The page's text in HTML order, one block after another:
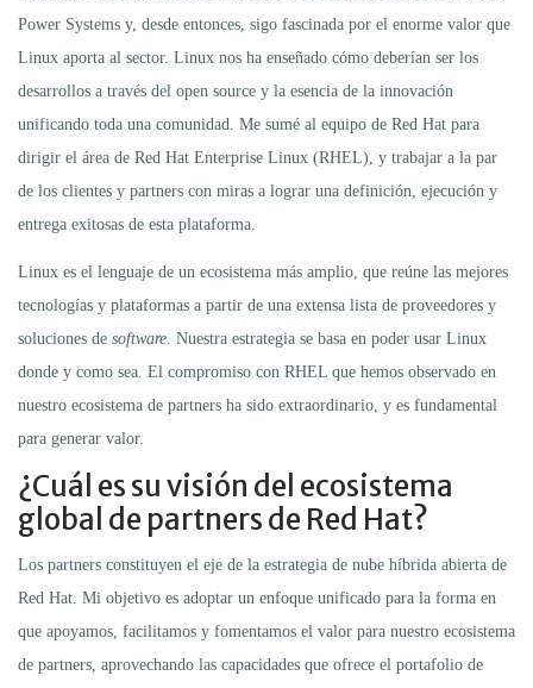
Power Systems y, desde entonces, sigo fascinada por el enorme valor que
Linux aporta al sector. Linux nos ha enseñado cómo deberían ser los
desarrollos a través del open source y la esencia de la innovación
unificando toda una comunidad. Me sumé al equipo de Red Hat para
dirigir el área de Red Hat Enterprise Linux (RHEL), y trabajar a la par
de los clientes y partners con miras a lograr una definición, ejecución y
entrega exitosas de esta plataforma.
Linux es el lenguaje de un ecosistema más amplio, que reúne las mejores
tecnologías y plataformas a partir de una extensa lista de proveedores y
soluciones de software. Nuestra estrategia se basa en poder usar Linux
donde y como sea. El compromiso con RHEL que hemos observado en
nuestro ecosistema de partners ha sido extraordinario, y es fundamental
para generar valor.
¿Cuál es su visión del ecosistema
global de partners de Red Hat?
Los partners constituyen el eje de la estrategia de nube híbrida abierta de
Red Hat. Mi objetivo es adoptar un enfoque unificado para la forma en
que apoyamos, facilitamos y fomentamos el valor para nuestro ecosistema
de partners, aprovechando las capacidades que ofrece el portafolio de